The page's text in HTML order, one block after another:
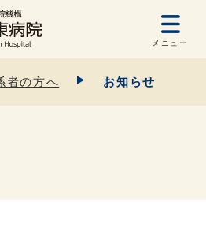
メニュー
者の方へ お知らせ